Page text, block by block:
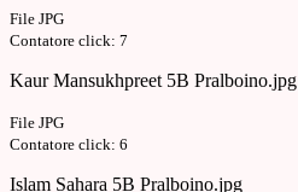
File JPG
Contatore click: 7
Kaur Mansukhpreet 5B Pralboino.jpg
File JPG
Contatore click: 6
Islam Sahara 5B Pralboino.jpg